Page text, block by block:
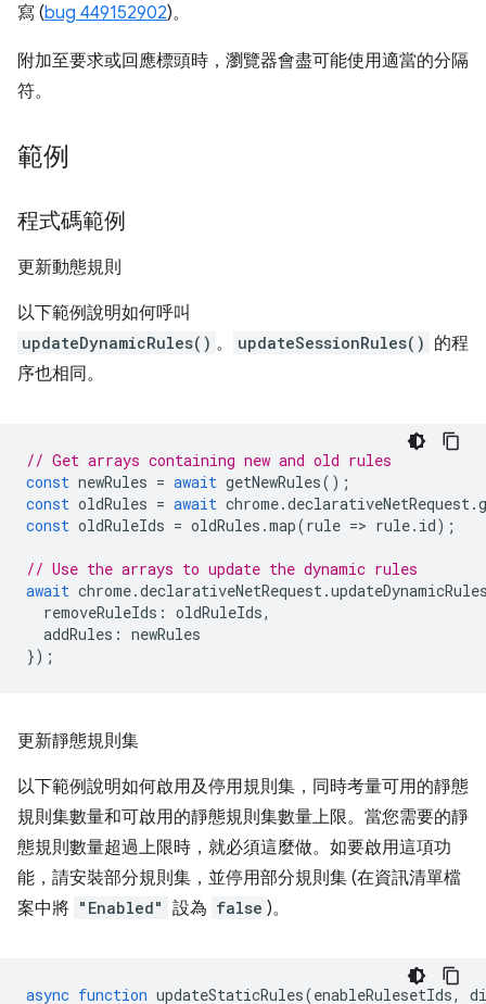
寫 (bug 449152902)。
附加至要求或回應標頭時，瀏覽器會盡可能使用適當的分隔
符。
範例
程式碼範例
更新動態規則
以下範例說明如何呼叫
updateDynamicRules() 。 updateSessionRules() 的程
序也相同。
// Get arrays containing new and old rules
const newRules = await getNewRules();
const oldRules = await chrome.declarativeNetRequest.
const oldRuleIds = oldRules .map(rule => rule. id);
// Use the arrays to update the dynamic rules
await chrome.declarativeNetRequest.
removeRuleIds : oldRuleIds,
addRules : newRules
});
更新靜態規則集
以下範例說明如何啟用及停用規則集，同時考量可用的靜態
規則集數量和可啟用的靜態規則集數量上限。當您需要的靜
態規則數量超過上限時，就必須這麼做。如要啟用這項功
能，請安裝部分規則集，並停用部分規則集 (在資訊清單檔
案中將 "Enabled" 設為 false )。
async function updateStaticRules(enableRulesetIds,